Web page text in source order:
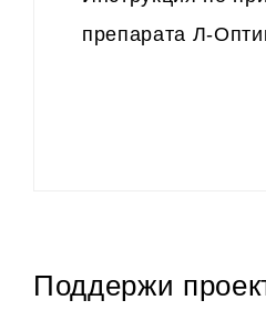
препарата Л-
Поддержи